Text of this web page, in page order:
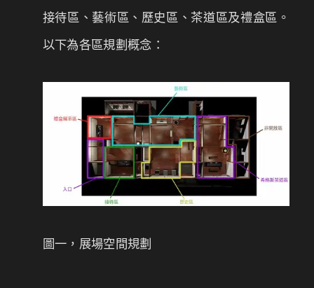
接待區、藝術區、歷史區、茶道區及禮盒區。
以下為各區規劃概念：
圖一，展場空間規劃